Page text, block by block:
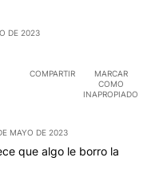
DE 2023
COMPARTIR
MARCAR
COMO
INAPROPIADO
MAYO DE 2023
que algo le borro la